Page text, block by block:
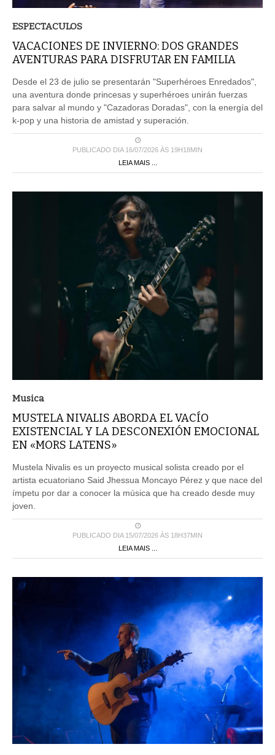
ESPECTACULOS
VACACIONES DE INVIERNO: DOS GRANDES
AVENTURAS PARA DISFRUTAR EN FAMILIA
Desde el 23 de julio se presentarán "Superhéroes Enredados",
una aventura donde princesas y superhéroes unirán fuerzas
para salvar al mundo y "Cazadoras Doradas", con la energía del
k-pop y una historia de amistad y superación.
PUBLICADO DIA 16/07/2026 ÀS 19H18MIN
LEIA MAIS ...
Musica
MUSTELA NIVALIS ABORDA EL VACÍO
EXISTENCIAL Y LA DESCONEXIÓN EMOCIONAL
EN «MORS LATENS»
Mustela Nivalis es un proyecto musical solista creado por el
artista ecuatoriano Said Jhessua Moncayo Pérez y que nace del
ímpetu por dar a conocer la música que ha creado desde muy
joven.
PUBLICADO DIA 15/07/2026 ÀS 18H37MIN
LEIA MAIS ...